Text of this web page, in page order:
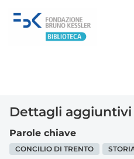
Dettagli aggiuntivi
Parole chiave
CONCILIO DI TRENTO